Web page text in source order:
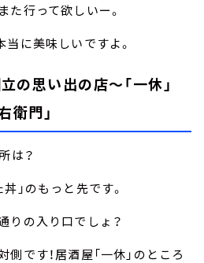
た行って欲しいー。
当に美味しいですよ。
の思い出の店～「一休」
衛門」
は？
」のもっと先です。
りの入り口でしょ？
側です！居酒屋「一休」のところ